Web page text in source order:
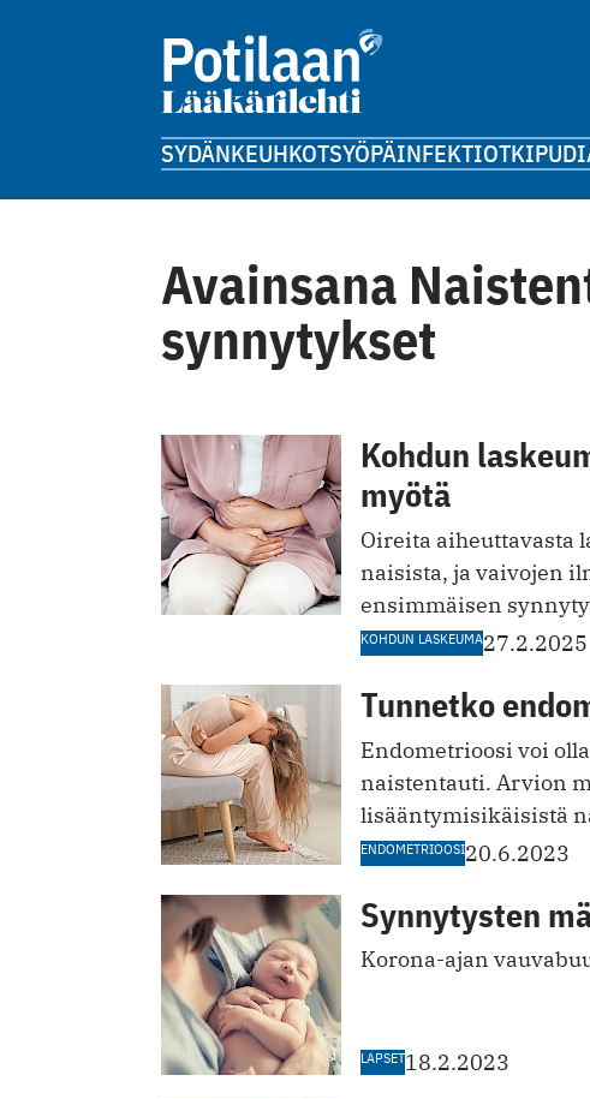
SYDÄNKEUHKOTSYÖPÄINFEKTIOTKIPU
Avainsana
synnytykset
Kohdun
myötä
Oireita aiheuttavasta
naisista, ja vaivojen
ensimmäisen
KOHDUN LASKEUMA27.2.2025
Tunnetko
Endometrioosi voi
naistentauti. Arvion
lisääntymisikäisistä
ENDOMETRIOOSI20.6.2023
Synnytysten
Korona-ajan
LAPSET18.2.2023